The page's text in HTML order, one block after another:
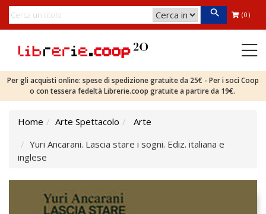
(0)
Per gli acquisti online: spese di spedizione gratuite da 25€ - Per i soci Coop
o con tessera fedeltà Librerie.coop gratuite a partire da 19€.
Home Arte Spettacolo
Arte
Yuri Ancarani. Lascia stare i sogni. Ediz. italiana e
inglese